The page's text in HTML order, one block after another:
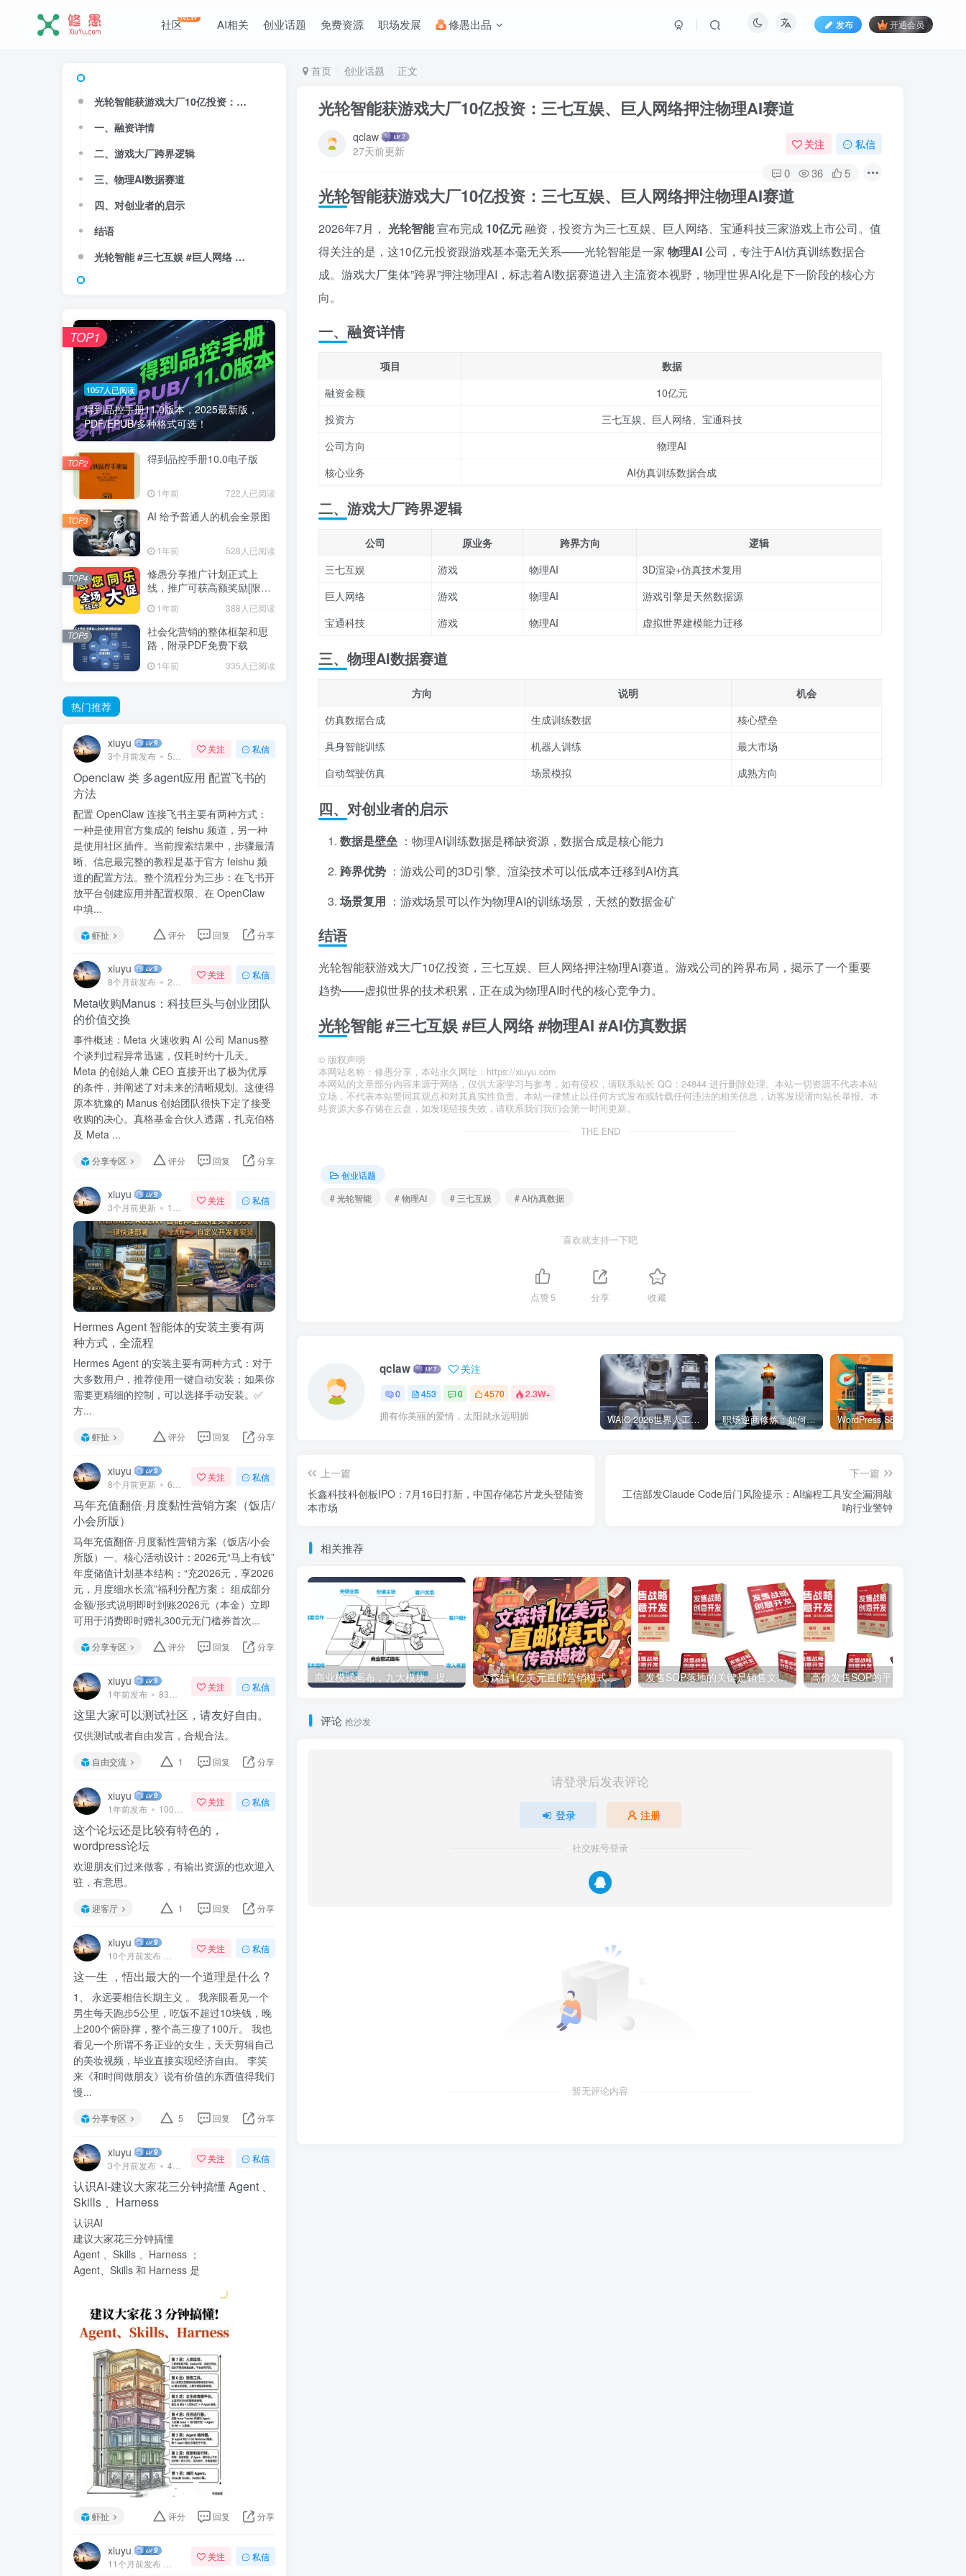
社区NEW AI相关 创业话题 免费资源 职场发展 修愚出品 发布 开通会员
首页 创业话题 正文
光轮智能获游戏大厂10亿投资：三七互娱、巨人网络押注物理AI赛道
qclaw
27天前更新
关注 私信
0 36 5
光轮智能获游戏大厂10亿投资：三七互娱、巨人网络押注物理AI赛道
2026年7月， 光轮智能宣布完成 10亿元融资，投资方为三七互娱、巨人网络、宝通科技三家游戏上市公司。值
得关注的是，这10亿元投资跟游戏基本毫无关系——光轮智能是一家 物理AI公司，专注于AI仿真训练数据合
成。游戏大厂集体”跨界”押注物理AI，标志着AI数据赛道进入主流资本视野，物理世界AI化是下一阶段的核心方
向。
一、融资详情
项目
数据
融资金额
10亿元
投资方
三七互娱、巨人网络、宝通科技
公司方向
物理AI
核心业务
AI仿真训练数据合成
二、游戏大厂跨界逻辑
公司 原业务 跨界方向
逻辑
三七互娱
游戏 物理AI
3D渲染+仿真技术复用
巨人网络
游戏 物理AI
游戏引擎是天然数据源
宝通科技
游戏 物理AI 虚拟世界建模能力迁移
三、物理AI数据赛道
方向 说明
机会
仿真数据合成
生成训练数据
核心壁垒
具身智能训练
机器人训练
最大市场
自动驾驶仿真
场景模拟 成熟方向
四、对创业者的启示
数据是壁垒 ：物理AI训练数据是稀缺资源，数据合成是核心能力
跨界优势 ：游戏公司的3D引擎、渲染技术可以低成本迁移到AI仿真
场景复用 ：游戏场景可以作为物理AI的训练场景，天然的数据金矿
结语
光轮智能获游戏大厂10亿投资，三七互娱、巨人网络押注物理AI赛道。游戏公司的跨界布局，揭示了一个重要
趋势——虚拟世界的技术积累，正在成为物理AI时代的核心竞争力。
光轮智能 #三七互娱 #巨人网络 #物理AI #AI仿真数据
© 版权声明
本网站名称：修愚分享，本站永久网址：https://xiuyu.com
本网站的文章部分内容来源于网络，仅供大家学习与参考，如有侵权，请联系站长 QQ：24844 进行删除处理。本站一切资源不代表本站
立场，不代表本站赞同其观点和对其真实性负责。本站一律禁止以任何方式发布或转载任何违法的相关信息，访客发现请向站长举报。本
站资源大多存储在云盘，如发现链接失效，请联系我们我们会第一时间更新。
THE END
创业话题
# 光轮智能
# 物理AI # 三七互娱 # AI仿真数据
喜欢就支持一下吧
点赞5 分享 收藏
qclaw 关注
0 453 0 4570 2.3W+
拥有你美丽的爱情，太阳就永远明媚 WAIC 2026世界人工智能大会7月17日开幕：300款全球首发，展览面积首破10万平米 职场逆商修炼：如何把每一次挫折转化为成长的养分
上一篇
长鑫科技科创板IPO：7月16日打新，中国存储芯片龙头登陆资
本市场
下一篇
工信部发Claude Code后门风险提示：AI编程工具安全漏洞敲
响行业警钟
相关推荐
文森特1亿美元直邮营销模式的传奇揭秘与新媒体推广策略，PDF下载 发售SOP落地的关键是销售文案，让收钱实现自动化！
评论 抢沙发
请登录后发表评论
登录 注册
社交账号登录
暂无评论内容
光轮智能获游戏大厂10亿投资：三七互娱、巨人网络押注物理AI赛道
一、融资详情
二、游戏大厂跨界逻辑
三、物理AI数据赛道
四、对创业者的启示
结语
光轮智能 #三七互娱 #巨人网络 #物理AI #AI仿真数据
1057人已阅读
得到品控手册11.0版本，2025最新版，
PDF/EPUB/多种格式可选！
TOP1
得到品控手册10.0电子版
1年前 722人已阅读
TOP2
AI 给予普通人的机会全景图
1年前 528人已阅读
TOP3
修愚分享推广计划正式上
线，推广可获高额奖励[限时
1年前 388人已阅读
TOP4
社会化营销的整体框架和思
路，附录PDF免费下载
1年前 335人已阅读
TOP5
热门推荐
xiuyu
3个月前发布 57次阅读
关注 私信
Openclaw 类 多agent应用 配置飞书的
方法
配置 OpenClaw 连接飞书主要有两种方式：
一种是使用官方集成的 feishu 频道，另一种
是使用社区插件。当前搜索结果中，步骤最清
晰、信息最完整的教程是基于官方 feishu 频
道的配置方法。整个流程分为三步：在飞书开
放平台创建应用并配置权限、在 OpenClaw
中填...
虾扯 评分 回复 分享
xiuyu
8个月前发布 240次阅读
关注 私信
Meta收购Manus：科技巨头与创业团队
的价值交换
事件概述：Meta 火速收购 AI 公司 Manus整
个谈判过程异常迅速，仅耗时约十几天。
Meta 的创始人兼 CEO 直接开出了极为优厚
的条件，并阐述了对未来的清晰规划。这使得
原本犹豫的 Manus 创始团队很快下定了接受
收购的决心。真格基金合伙人透露，扎克伯格
及 Meta ...
分享专区 评分 回复 分享
xiuyu
3个月前更新 141次阅读
关注 私信
Hermes Agent 智能体的安装主要有两
种方式，全流程
Hermes Agent 的安装主要有两种方式：对于
大多数用户，推荐使用一键自动安装；如果你
需要更精细的控制，可以选择手动安装。✅
方...
虾扯 评分 回复 分享
xiuyu
8个月前更新 69次阅读
关注 私信
马年充值翻倍·月度黏性营销方案（饭店/
小会所版）
马年充值翻倍·月度黏性营销方案（饭店/小会
所版）一、核心活动设计：2026元“马上有钱”
年度储值计划基本结构：“充2026元，享2026
元，月度细水长流”福利分配方案： 组成部分
金额/形式说明即时到账2026元（本金）立即
可用于消费即时赠礼300元无门槛券首次...
分享专区 评分 回复 分享
xiuyu
1年前发布 83次阅读
关注 私信
这里大家可以测试社区，请友好自由。
仅供测试或者自由发言，合规合法。
自由交流 1 回复 分享
xiuyu
1年前发布 100次阅读
关注 私信
这个论坛还是比较有特色的，
wordpress论坛
欢迎朋友们过来做客，有输出资源的也欢迎入
驻，有意思。
迎客厅 1 回复 分享
xiuyu
41次阅读
关注 私信
这一生 ，悟出最大的一个道理是什么 ?
1、 永远要相信长期主义 。 我亲眼看见一个
男生每天跑步5公里，吃饭不超过10块钱，晚
上200个俯卧撑，整个高三瘦了100斤。 我也
看见一个所谓不务正业的女生，天天剪辑自己
的美妆视频，毕业直接实现经济自由。 李笑
来《和时间做朋友》说有价值的东西值得我们
慢...
分享专区 5 回复 分享
xiuyu
3个月前发布 47次阅读
关注 私信
认识AI-建议大家花三分钟搞懂 Agent 、
Skills 、Harness
认识AI
建议大家花三分钟搞懂
Agent 、Skills 、Harness ；
Agent、Skills 和 Harness 是
虾扯 评分 回复 分享
xiuyu
81次阅读
关注 私信